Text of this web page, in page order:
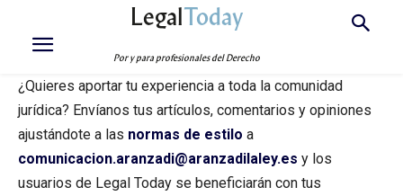
LegalToday
Por y para profesionales del Derecho
¿Quieres aportar tu experiencia a toda la comunidad
jurídica? Envíanos tus artículos, comentarios y opiniones
ajustándote a las normas de estilo a
comunicacion.aranzadi@aranzadilaley.es y los
usuarios de Legal Today se beneficiarán con tus